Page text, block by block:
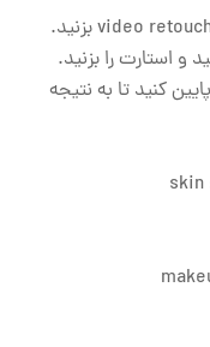
و استارت را بزنید.
کنید تا به نتیجه